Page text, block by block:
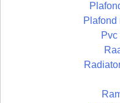
Plafond